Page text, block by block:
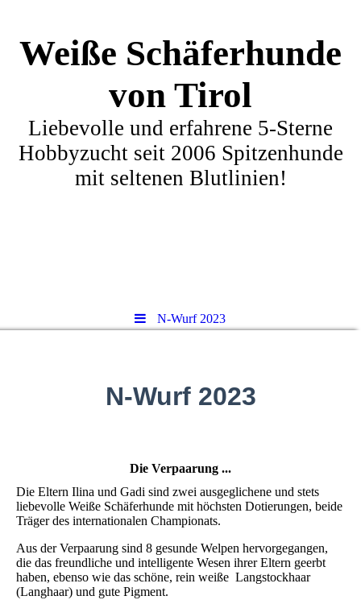
Weiße Schäferhunde
von Tirol
Liebevolle und erfahrene 5-Sterne
Hobbyzucht seit 2006 Spitzenhunde
mit seltenen Blutlinien!
N-Wurf 2023
N-Wurf 2023
Die Verpaarung ...
Die Eltern Ilina und Gadi sind zwei ausgeglichene und stets
liebevolle Weiße Schäferhunde mit höchsten Dotierungen, beide
Träger des internationalen Championats.
Aus der Verpaarung sind 8 gesunde Welpen hervorgegangen,
die das freundliche und intelligente Wesen ihrer Eltern geerbt
haben, ebenso wie das schöne, rein weiße Langstockhaar
(Langhaar) und gute Pigment.